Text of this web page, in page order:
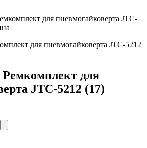
для пневмогайковерта JTC-
Ремкомплект для
JTC-5212 (17)